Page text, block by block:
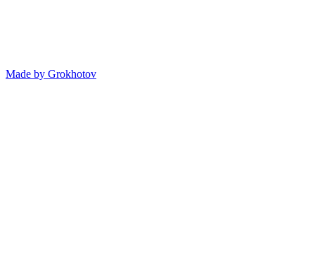
Made by Grokhotov